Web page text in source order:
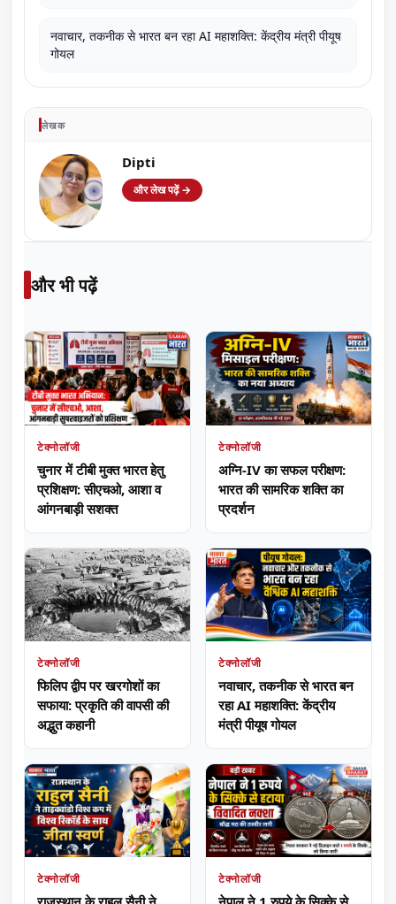
नवाचार, तकनीक से भारत बन रहा AI महाशक्ति: केंद्रीय मंत्री पीयूष
गोयल
लेखक
Dipti
और लेख पढ़ें →
और भी पढ़ें
टेक्नोलॉजी
चुनार में टीबी मुक्त भारत हेतु
प्रशिक्षण: सीएचओ, आशा व
आंगनबाड़ी सशक्त
टेक्नोलॉजी
अग्नि-IV का सफल परीक्षण:
भारत की सामरिक शक्ति का
प्रदर्शन
टेक्नोलॉजी
फिलिप द्वीप पर खरगोशों का
सफाया: प्रकृति की वापसी की
अद्भुत कहानी
टेक्नोलॉजी
नवाचार, तकनीक से भारत बन
रहा AI महाशक्ति: केंद्रीय
मंत्री पीयूष गोयल
टेक्नोलॉजी टेक्नोलॉजी